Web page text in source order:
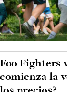
Foo Fighters
comienza la